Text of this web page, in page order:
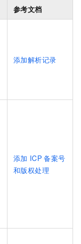
参考文档
添加解析记录
添加 ICP 备案号
和版权处理